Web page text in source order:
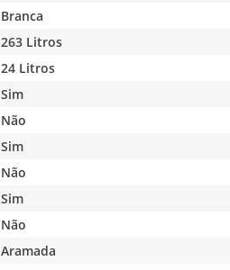
Branca
263 Litros
24 Litros
Sim
Não
Sim
Não
Sim
Não
Aramada